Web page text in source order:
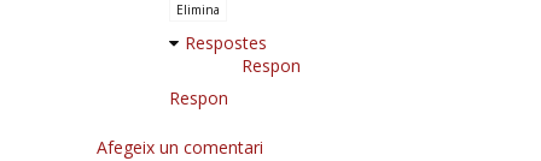
Elimina
Respostes
Respon
Respon
Afegeix un comentari